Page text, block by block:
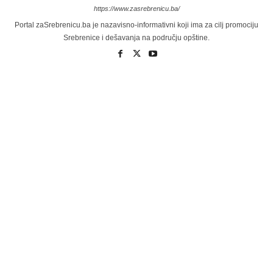
https://www.zasrebrenicu.ba/
Portal zaSrebrenicu.ba je nazavisno-informativni koji ima za cilj promociju
Srebrenice i dešavanja na području opštine.